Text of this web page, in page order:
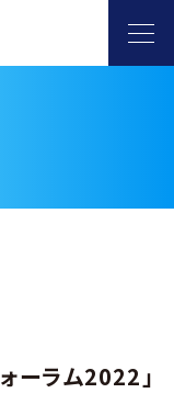
ーラム2022」